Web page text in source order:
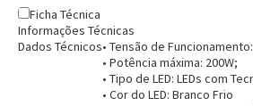
Ficha Técnica
Informações Técnicas
Dados Técnicos• Tensão de
• Potência máxima: 200W;
• Tipo de LED: LEDs com
• Cor do LED: Branco Frio